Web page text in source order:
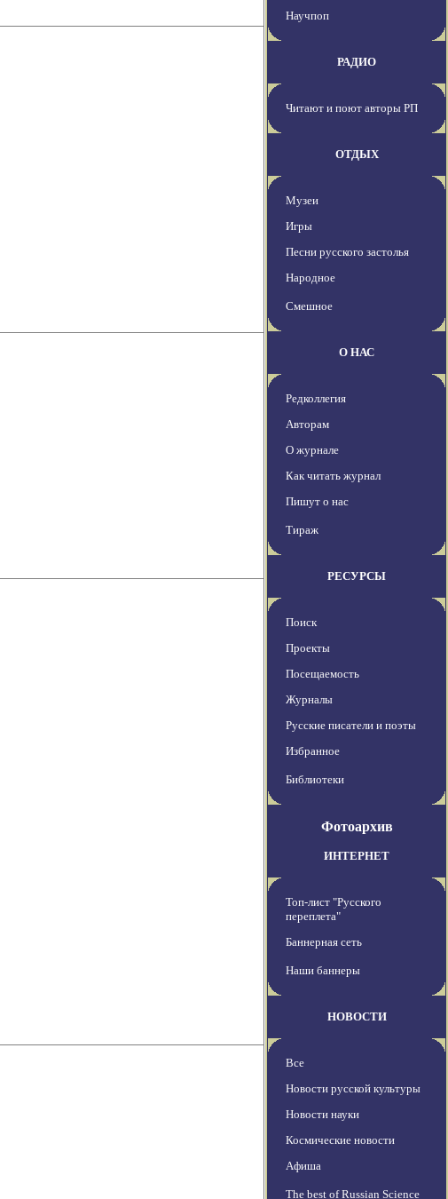
Научпоп
РАДИО
Читают и поют авторы РП
ОТДЫХ
Музеи
Игры
Песни русского застолья
Народное
Смешное
О НАС
Редколлегия
Авторам
О журнале
Как читать журнал
Пишут о нас
Тираж
РЕСУРСЫ
Поиск
Проекты
Посещаемость
Журналы
Русские писатели и поэты
Избранное
Библиотеки
Фотоархив
ИНТЕРНЕТ
Топ-лист "Русского
переплета"
Баннерная сеть
Наши баннеры
НОВОСТИ
Все
Новости русской культуры
Новости науки
Космические новости
Афиша
The best of Russian Science